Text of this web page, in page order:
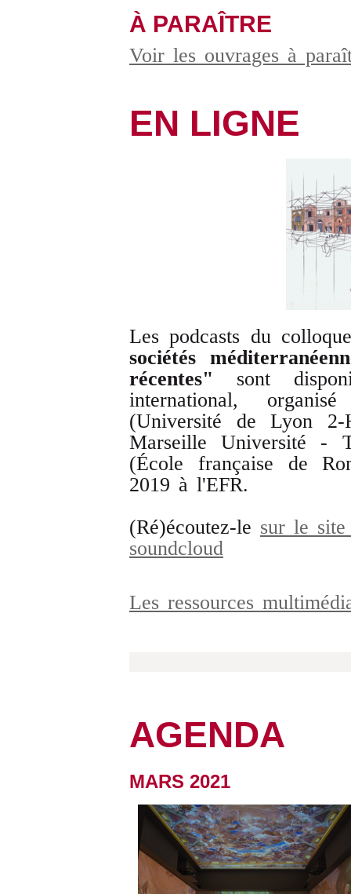
À PARAÎTRE
Voir les ouvrages à
EN LIGNE
Les podcasts du
sociétés
récentes"
sont
international,
(Université de Lyon
Marseille Université -
(École française de
2019 à l'EFR.
(Ré)écoutez-le sur le
soundcloud
Les ressources
AGENDA
MARS 2021